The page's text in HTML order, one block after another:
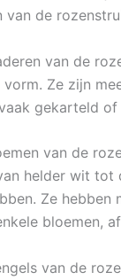
van de
van de
vorm. Ze zijn
gekarteld
van de
helder wit
Ze hebben
bloemen,
van de